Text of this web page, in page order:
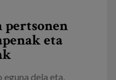
pertsonen
eta
dela eta,